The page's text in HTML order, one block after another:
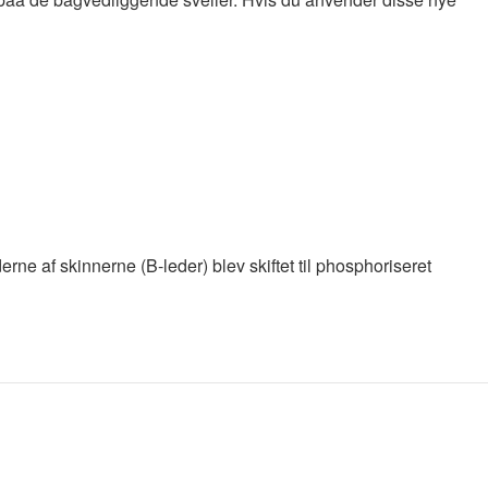
af skinnerne (B-leder) blev skiftet til phosphoriseret